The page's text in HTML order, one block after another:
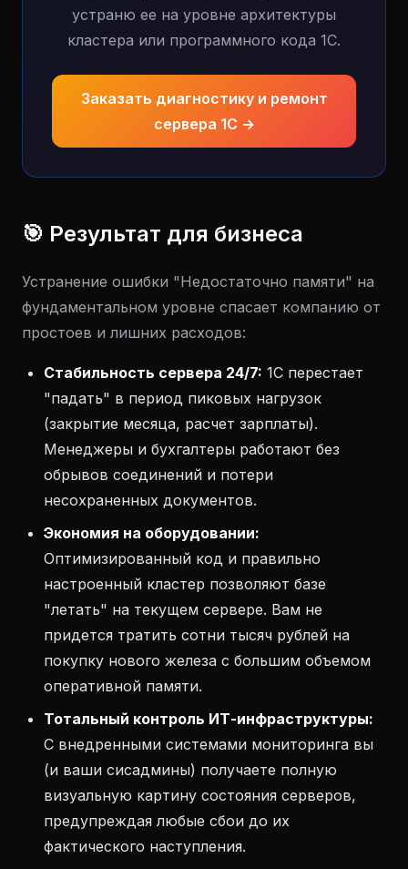
устраню ее на уровне архитектуры
кластера или программного кода 1С.
Заказать диагностику и ремонт
сервера 1С →
🎯 Результат для бизнеса
Устранение ошибки "Недостаточно памяти" на
фундаментальном уровне спасает компанию от
простоев и лишних расходов:
Стабильность сервера 24/7: 1С перестает
"падать" в период пиковых нагрузок
(закрытие месяца, расчет зарплаты).
Менеджеры и бухгалтеры работают без
обрывов соединений и потери
несохраненных документов.
Экономия на оборудовании:
Оптимизированный код и правильно
настроенный кластер позволяют базе
"летать" на текущем сервере. Вам не
придется тратить сотни тысяч рублей на
покупку нового железа с большим объемом
оперативной памяти.
Тотальный контроль ИТ-инфраструктуры:
С внедренными системами мониторинга вы
(и ваши сисадмины) получаете полную
визуальную картину состояния серверов,
предупреждая любые сбои до их
фактического наступления.